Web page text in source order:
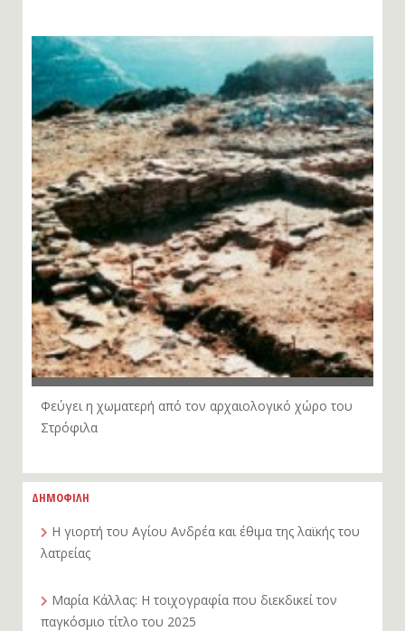
Φεύγει η χωματερή από τον αρχαιολογικό χώρο του
Στρόφιλα
ΔΗΜΟΦΙΛΗ
Η γιορτή του Αγίου Ανδρέα και έθιμα της λαϊκής του
λατρείας
Μαρία Κάλλας: Η τοιχογραφία που διεκδικεί τον
παγκόσμιο τίτλο του 2025